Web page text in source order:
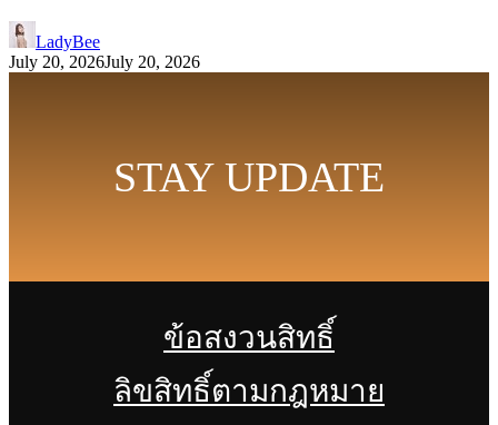
LadyBee
July 20, 2026July 20, 2026
STAY UPDATE
ข้อสงวนสิทธิ์
ลิขสิทธิ์ตามกฎหมาย